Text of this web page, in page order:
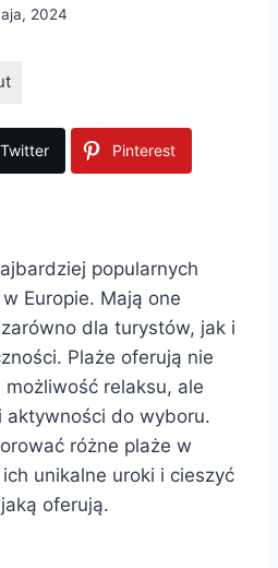
2024
Twitter Pinterest
popularnych
Europie. Mają one
dla turystów, jak i
Plaże oferują nie
relaksu, ale
aktywności do wyboru.
różne plaże w
unikalne uroki i cieszyć
oferują.